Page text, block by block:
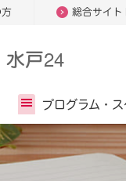
方 総合サイト
戸24
プログラム・